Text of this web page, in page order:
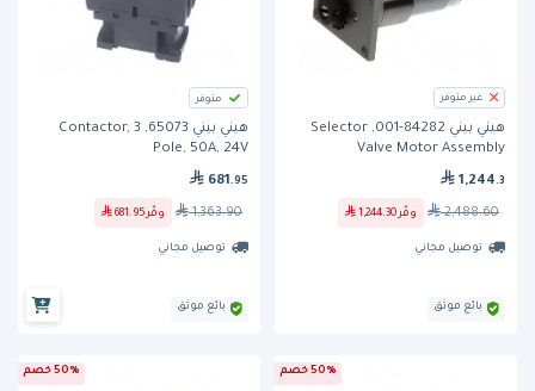
غير متوفر
هيني بيني 84282-001, Selector
Valve Motor Assembly
1,244 .3
2,488.60 وفّر 1,244.30
توصيل مجاني
بائع موثق
متوفر
هيني بيني 65073, Contactor, 3
Pole, 50A, 24V
681 .95
1,363.90 وفّر 681.95
توصيل مجاني
بائع موثق
50% خصم 50% خصم